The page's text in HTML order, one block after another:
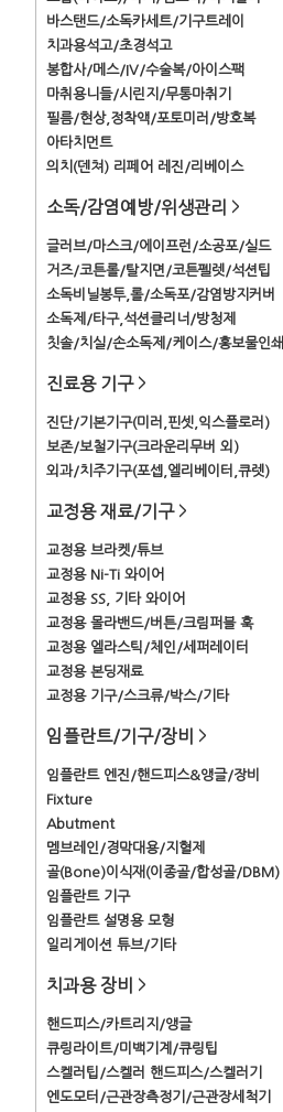
바스탠드/소독카세트/기구트레이
치과용석고/초경석고
봉합사/메스/IV/수술복/아이스팩
마취용니들/시린지/무통마취기
필름/현상,정착액/포토미러/방호복
아타치먼트
의치(덴쳐) 리페어 레진/리베이스
소독/감염예방/위생관리 >
글러브/마스크/에이프런/소공포/실드
거즈/코튼롤/탈지면/코튼펠렛/석션팁
소독비닐봉투,롤/소독포/감염방지커버
소독제/타구,석션클리너/방청제
칫솔/치실/손소독제/케이스/홍보물인쇄
진료용 기구 >
진단/기본기구(미러,핀셋,익스플로러)
보존/보철기구(크라운리무버 외)
외과/치주기구(포셉,엘리베이터,큐렛)
교정용 재료/기구 >
교정용 브라켓/튜브
교정용 Ni-Ti 와이어
교정용 SS, 기타 와이어
교정용 몰라밴드/버튼/크림퍼블 훅
교정용 엘라스틱/체인/세퍼레이터
교정용 본딩재료
교정용 기구/스크류/박스/기타
임플란트/기구/장비 >
임플란트 엔진/핸드피스&앵글/장비
Fixture
Abutment
멤브레인/경막대용/지혈제
골(Bone)이식재(이종골/합성골/DBM)
임플란트 기구
임플란트 설명용 모형
일리게이션 튜브/기타
치과용 장비 >
핸드피스/카트리지/앵글
큐링라이트/미백기계/큐링팁
스켈러팁/스켈러 핸드피스/스켈러기
엔도모터/근관장측정기/근관장세척기